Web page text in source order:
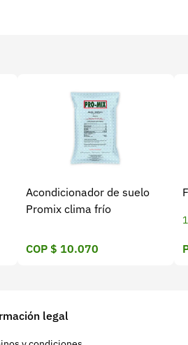
Acondicionador de suelo
Promix clima frío
COP $ 10.070
legal